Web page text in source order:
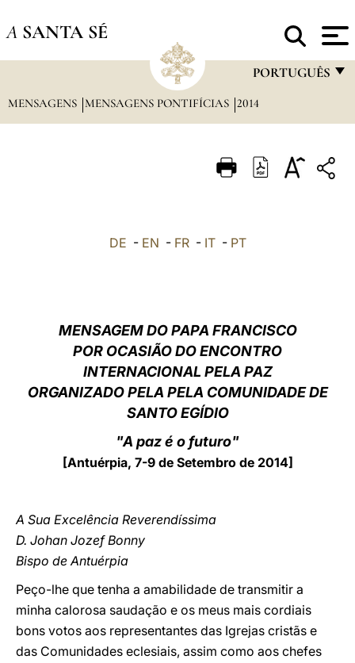
A SANTA SÉ
PORTUGUÊS
FRANÇAIS
ITALIANO
中文
LATINE
MENSAGENS MENSAGENS PONTIFÍCIAS 2014
DE - EN - FR- IT- PT
MENSAGEM DO PAPA FRANCISCO
POR OCASIÃO DO ENCONTRO
INTERNACIONAL PELA PAZ
ORGANIZADO PELA PELA COMUNIDADE DE
SANTO EGÍDIO
"A paz é o futuro"
[Antuérpia, 7-9 de Setembro de 2014]
A Sua Excelência Reverendíssima
D. Johan Jozef Bonny
Bispo de Antuérpia
Peço-lhe que tenha a amabilidade de transmitir a
minha calorosa saudação e os meus mais cordiais
bons votos aos representantes das Igrejas cristãs e
das Comunidades eclesiais, assim como aos chefes